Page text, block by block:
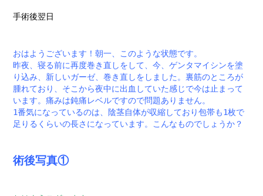
手術後翌日
おはようございます！朝一、このような状態です。
昨夜、寝る前に再度巻き直しをして、今、ゲンタマイシンを塗
り込み、新しいガーゼ、巻き直しをしました。裏筋のところが
腫れており、そこから夜中に出血していた感じで今は止まって
います。痛みは鈍痛レベルですので問題ありません。
1番気になっているのは、陰茎自体が収縮しており包帯も1枚で
足りるくらいの長さになっています。こんなものでしょうか？
術後写真①